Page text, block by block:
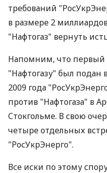
требований
в размере 2
"Нафтогаз" вернуть
Напомним, что первый
"Нафтогазу" был подан
2009 года
против "Нафтогаза" в
Стокгольме. В свою
четыре отдельных
"РосУкрЭнерго".
Все иски по этому